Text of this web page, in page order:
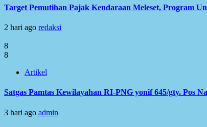
Target Pemutihan Pajak Kendaraan Meleset, Program
2 hari ago redaksi
8
8
Artikel
Satgas Pamtas Kewilayahan RI-PNG yonif 645/gty. Pos
3 hari ago admin